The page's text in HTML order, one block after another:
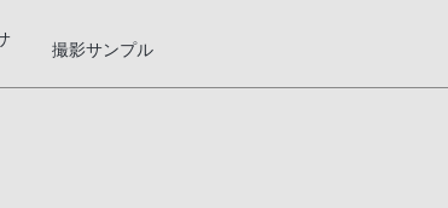
撮影サンプル